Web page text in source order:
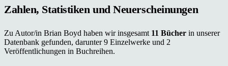
Zahlen, Statistiken und Neuerscheinungen
Zu Autor/in Brian Boyd haben wir insgesamt 11 Bücher in unserer
Datenbank gefunden, darunter 9 Einzelwerke und 2
Veröffentlichungen in Buchreihen.